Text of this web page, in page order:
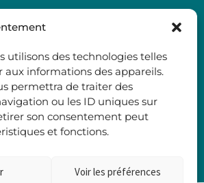
utilisons des technologies telles
aux informations des appareils.
permettra de traiter des
ou les ID uniques sur
son consentement peut
et fonctions.
Voir les préférences